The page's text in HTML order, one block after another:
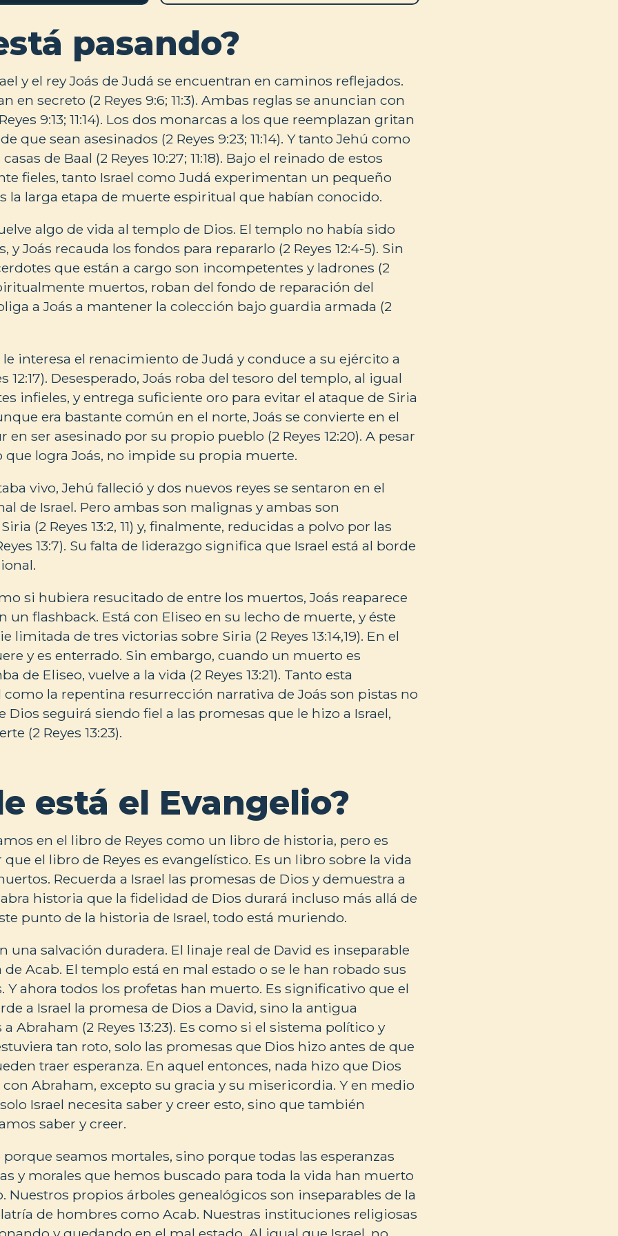
pasando?
y el rey Joás de Judá se encuentran en caminos reflejados.
en secreto (2 Reyes 9:6; 11:3). Ambas reglas se anuncian con
9:13; 11:14). Los dos monarcas a los que reemplazan gritan
que sean asesinados (2 Reyes 9:23; 11:14). Y tanto Jehú como
de Baal (2 Reyes 10:27; 11:18). Bajo el reinado de estos
fieles, tanto Israel como Judá experimentan un pequeño
la larga etapa de muerte espiritual que habían conocido.
algo de vida al templo de Dios. El templo no había sido
y Joás recauda los fondos para repararlo (2 Reyes 12:4-5). Sin
que están a cargo son incompetentes y ladrones (2
muertos, roban del fondo de reparación del
a Joás a mantener la colección bajo guardia armada (2
interesa el renacimiento de Judá y conduce a su ejército a
12:17). Desesperado, Joás roba del tesoro del templo, al igual
infieles, y entrega suficiente oro para evitar el ataque de Siria
era bastante común en el norte, Joás se convierte en el
en ser asesinado por su propio pueblo (2 Reyes 12:20). A pesar
logra Joás, no impide su propia muerte.
vivo, Jehú falleció y dos nuevos reyes se sentaron en el
de Israel. Pero ambas son malignas y ambas son
(2 Reyes 13:2, 11) y, finalmente, reducidas a polvo por las
13:7). Su falta de liderazgo significa que Israel está al borde
si hubiera resucitado de entre los muertos, Joás reaparece
un flashback. Está con Eliseo en su lecho de muerte, y éste
limitada de tres victorias sobre Siria (2 Reyes 13:14,19). En el
y es enterrado. Sin embargo, cuando un muerto es
de Eliseo, vuelve a la vida (2 Reyes 13:21). Tanto esta
la repentina resurrección narrativa de Joás son pistas no
Dios seguirá siendo fiel a las promesas que le hizo a Israel,
(2 Reyes 13:23).
está el Evangelio?
en el libro de Reyes como un libro de historia, pero es
el libro de Reyes es evangelístico. Es un libro sobre la vida
Recuerda a Israel las promesas de Dios y demuestra a
historia que la fidelidad de Dios durará incluso más allá de
punto de la historia de Israel, todo está muriendo.
una salvación duradera. El linaje real de David es inseparable
Acab. El templo está en mal estado o se le han robado sus
Y ahora todos los profetas han muerto. Es significativo que el
a Israel la promesa de Dios a David, sino la antigua
Abraham (2 Reyes 13:23). Es como si el sistema político y
tan roto, solo las promesas que Dios hizo antes de que
traer esperanza. En aquel entonces, nada hizo que Dios
Abraham, excepto su gracia y su misericordia. Y en medio
Israel necesita saber y creer esto, sino que también
saber y creer.
seamos mortales, sino porque todas las esperanzas
y morales que hemos buscado para toda la vida han muerto
Nuestros propios árboles genealógicos son inseparables de la
de hombres como Acab. Nuestras instituciones religiosas